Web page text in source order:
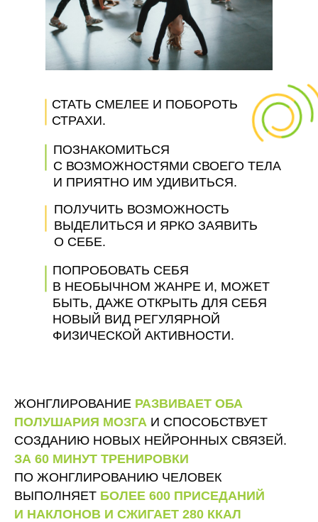
СТАТЬ СМЕЛЕЕ И ПОБОРОТЬ
СТРАХИ.
ПОЗНАКОМИТЬСЯ
С ВОЗМОЖНОСТЯМИ СВОЕГО ТЕЛА
И ПРИЯТНО ИМ УДИВИТЬСЯ.
ПОЛУЧИТЬ ВОЗМОЖНОСТЬ
ВЫДЕЛИТЬСЯ И ЯРКО ЗАЯВИТЬ
О СЕБЕ.
ПОПРОБОВАТЬ СЕБЯ
В НЕОБЫЧНОМ ЖАНРЕ И, МОЖЕТ
БЫТЬ, ДАЖЕ ОТКРЫТЬ ДЛЯ СЕБЯ
НОВЫЙ ВИД РЕГУЛЯРНОЙ
ФИЗИЧЕСКОЙ АКТИВНОСТИ.
ЖОНГЛИРОВАНИЕ РАЗВИВАЕТ ОБА
ПОЛУШАРИЯ МОЗГА И СПОСОБСТВУЕТ
СОЗДАНИЮ НОВЫХ НЕЙРОННЫХ СВЯЗЕЙ.
ЗА 60 МИНУТ ТРЕНИРОВКИ
ПО ЖОНГЛИРОВАНИЮ ЧЕЛОВЕК
ВЫПОЛНЯЕТ БОЛЕЕ 600 ПРИСЕДАНИЙ
И НАКЛОНОВ И СЖИГАЕТ 280 ККАЛ